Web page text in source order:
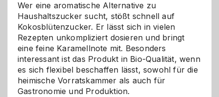
Wer eine aromatische Alternative zu
Haushaltszucker sucht, stößt schnell auf
Kokosblütenzucker. Er lässt sich in vielen
Rezepten unkompliziert dosieren und bringt
eine feine Karamellnote mit. Besonders
interessant ist das Produkt in Bio-Qualität, wenn
es sich flexibel beschaffen lässt, sowohl für die
heimische Vorratskammer als auch für
Gastronomie und Produktion.